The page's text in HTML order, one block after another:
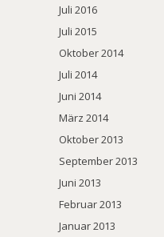
Juli 2016
Juli 2015
Oktober 2014
Juli 2014
Juni 2014
März 2014
Oktober 2013
September 2013
Juni 2013
Februar 2013
Januar 2013